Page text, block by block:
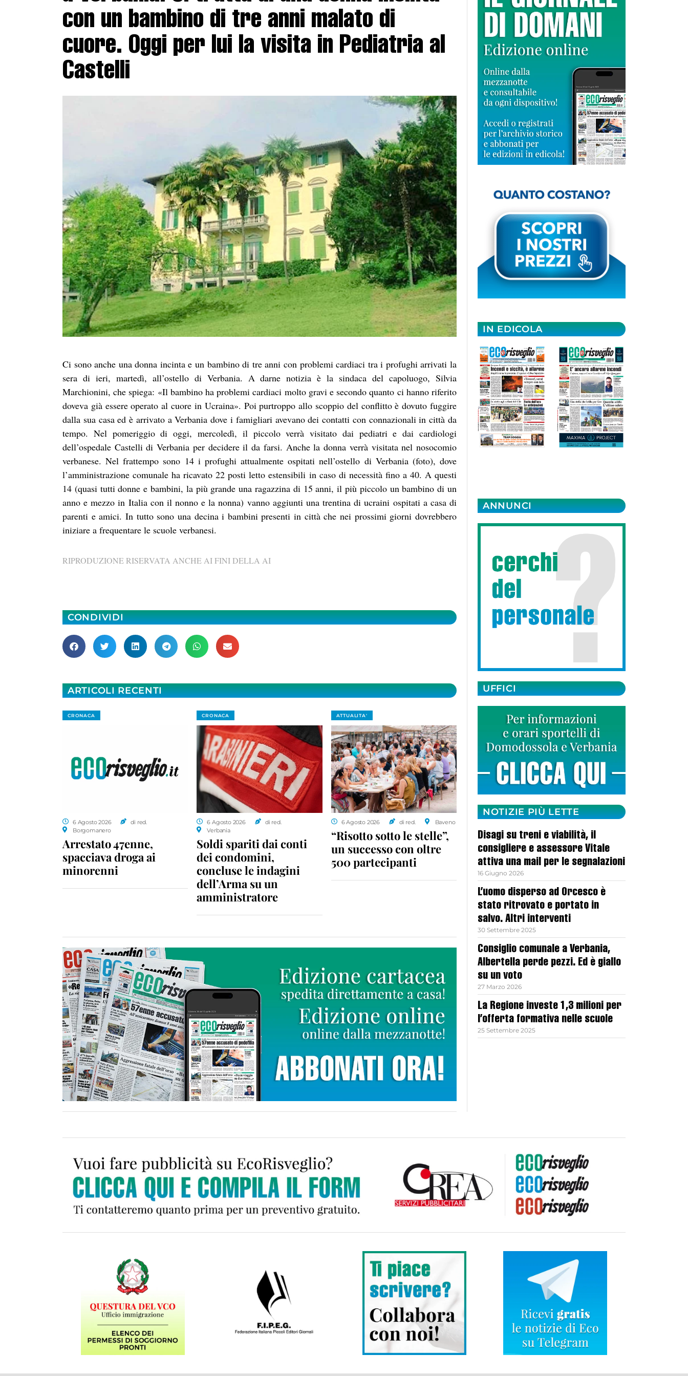
con un bambino di tre anni malato di
cuore. Oggi per lui la visita in Pediatria al
Castelli
Ci sono anche una donna incinta e un bambino di tre anni con problemi cardiaci tra i profughi arrivati la
sera di ieri, martedì, all’ostello di Verbania. A darne notizia è la sindaca del capoluogo, Silvia
Marchionini, che spiega: «Il bambino ha problemi cardiaci molto gravi e secondo quanto ci hanno riferito
doveva già essere operato al cuore in Ucraina». Poi purtroppo allo scoppio del conflitto è dovuto fuggire
dalla sua casa ed è arrivato a Verbania dove i famigliari avevano dei contatti con connazionali in città da
tempo. Nel pomeriggio di oggi, mercoledì, il piccolo verrà visitato dai pediatri e dai cardiologi
dell’ospedale Castelli di Verbania per decidere il da farsi. Anche la donna verrà visitata nel nosocomio
verbanese. Nel frattempo sono 14 i profughi attualmente ospitati nell’ostello di Verbania (foto), dove
l’amministrazione comunale ha ricavato 22 posti letto estensibili in caso di necessità fino a 40. A questi
14 (quasi tutti donne e bambini, la più grande una ragazzina di 15 anni, il più piccolo un bambino di un
anno e mezzo in Italia con il nonno e la nonna) vanno aggiunti una trentina di ucraini ospitati a casa di
parenti e amici. In tutto sono una decina i bambini presenti in città che nei prossimi giorni dovrebbero
iniziare a frequentare le scuole verbanesi.
RIPRODUZIONE RISERVATA ANCHE AI FINI DELLA AI
CONDIVIDI
ARTICOLI RECENTI
CRONACA
6 Agosto 2026
di red.
Borgomanero
Arrestato 47enne,
spacciava droga ai
minorenni
CRONACA
6 Agosto 2026
di red.
Verbania
Soldi spariti dai conti
dei condomini,
concluse le indagini
dell’Arma su un
amministratore
ATTUALITA'
6 Agosto 2026 di red. Baveno
“Risotto sotto le stelle”,
un successo con oltre
500 partecipanti
IN EDICOLA
ANNUNCI
UFFICI
NOTIZIE PIÙ LETTE
Disagi su treni e viabilità, il
consigliere e assessore Vitale
attiva una mail per le segnalazioni
16 Giugno 2026
L’uomo disperso ad Orcesco è
stato ritrovato e portato in
salvo. Altri interventi
30 Settembre 2025
Consiglio comunale a Verbania,
Albertella perde pezzi. Ed è giallo
su un voto
27 Marzo 2026
La Regione investe 1,3 milioni per
l’offerta formativa nelle scuole
25 Settembre 2025